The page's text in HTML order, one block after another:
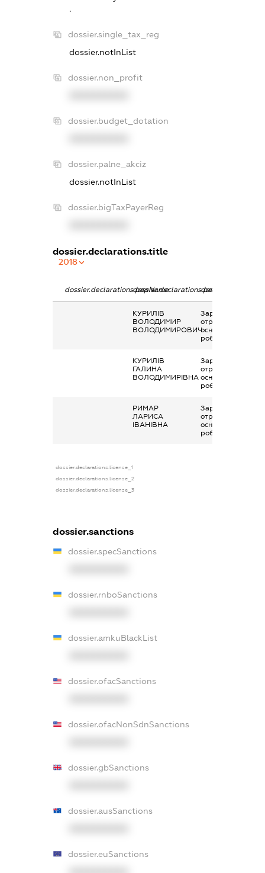
.
dossier.single_tax_reg
dossier.notInList
dossier.non_profit
dossier.budget_dotation
dossier.palne_akciz
dossier.notInList
dossier.bigTaxPayerReg
dossier.declarations.title
2018
dossier.declarations.pepNamedossier.declarations.personName
КУРИЛІВ
ВОЛОДИМИР
ВОЛОДИМИРОВИЧ
Заробітна плата
отримана за
основним місцем
роботи
КУРИЛІВ
ГАЛИНА
ВОЛОДИМИРІВНА
Заробітна плата
отримана за
основним місцем
роботи
РИМАР
ЛАРИСА
ІВАНІВНА
Заробітна плата
отримана за
основним місцем
роботи
dossier.declarations.license_1
dossier.declarations.license_2
dossier.declarations.license_3
dossier.sanctions
dossier.specSanctions
dossier.rnboSanctions
dossier.amkuBlackList
dossier.ofacSanctions
dossier.ofacNonSdnSanctions
dossier.gbSanctions
dossier.ausSanctions
dossier.euSanctions